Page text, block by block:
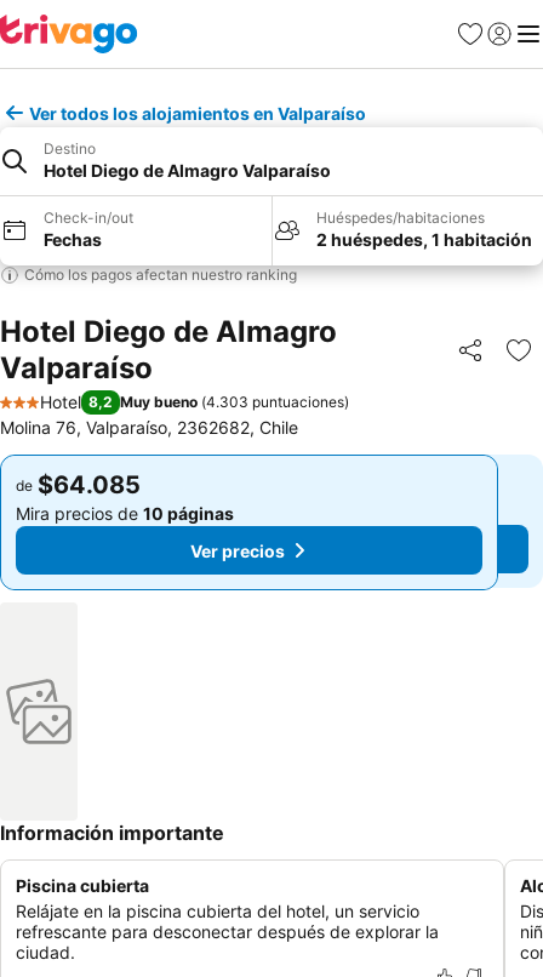
Favoritos
Iniciar
Ver todos los alojamientos en Valparaíso
Destino
Hotel Diego de Almagro Valparaíso
Check-in/out
Fechas
Huéspedes/habitaciones
2 huéspedes, 1 habitación
Cómo los pagos afectan nuestro ranking
Hotel Diego de Almagro
Valparaíso
Compartir
3 Estrellas
Hotel 8,2 Muy bueno (4.303 puntuaciones)
Molina 76, Valparaíso, 2362682, Chile
de $64.085
Mira precios de 10 páginas
Ver precios
de $64.085
Mira precios de 10 páginas
Ver precios
Información importante
Piscina cubierta
Relájate en la piscina cubierta del hotel, un servicio
refrescante para desconectar después de explorar la
ciudad.